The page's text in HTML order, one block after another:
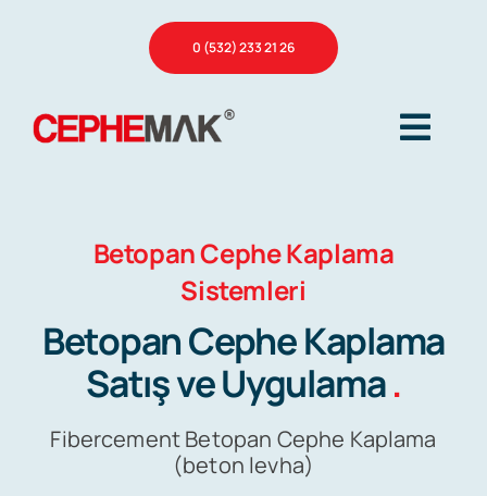
0 (532) 233 21 26
Hizmetlerimiz
Betopan Cephe Kaplama
Sistemleri
Betopan Cephe Kaplama
Satış ve Uygulama.
Fibercement Betopan Cephe Kaplama
(beton levha)